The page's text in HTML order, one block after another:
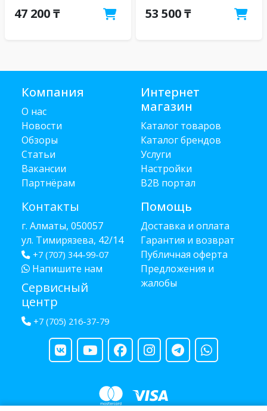
47 200 ₸ 53 500 ₸
Компания
О нас
Новости
Обзоры
Статьи
Вакансии
Партнёрам
Контакты
г. Алматы, 050057
ул. Тимирязева, 42/14
+7 (707) 344-99-07
Напишите нам
Сервисный
центр
+7 (705) 216-37-79
Интернет
магазин
Каталог товаров
Каталог брендов
Услуги
Настройки
B2B портал
Помощь
Доставка и оплата
Гарантия и возврат
Публичная оферта
Предложения и
жалобы